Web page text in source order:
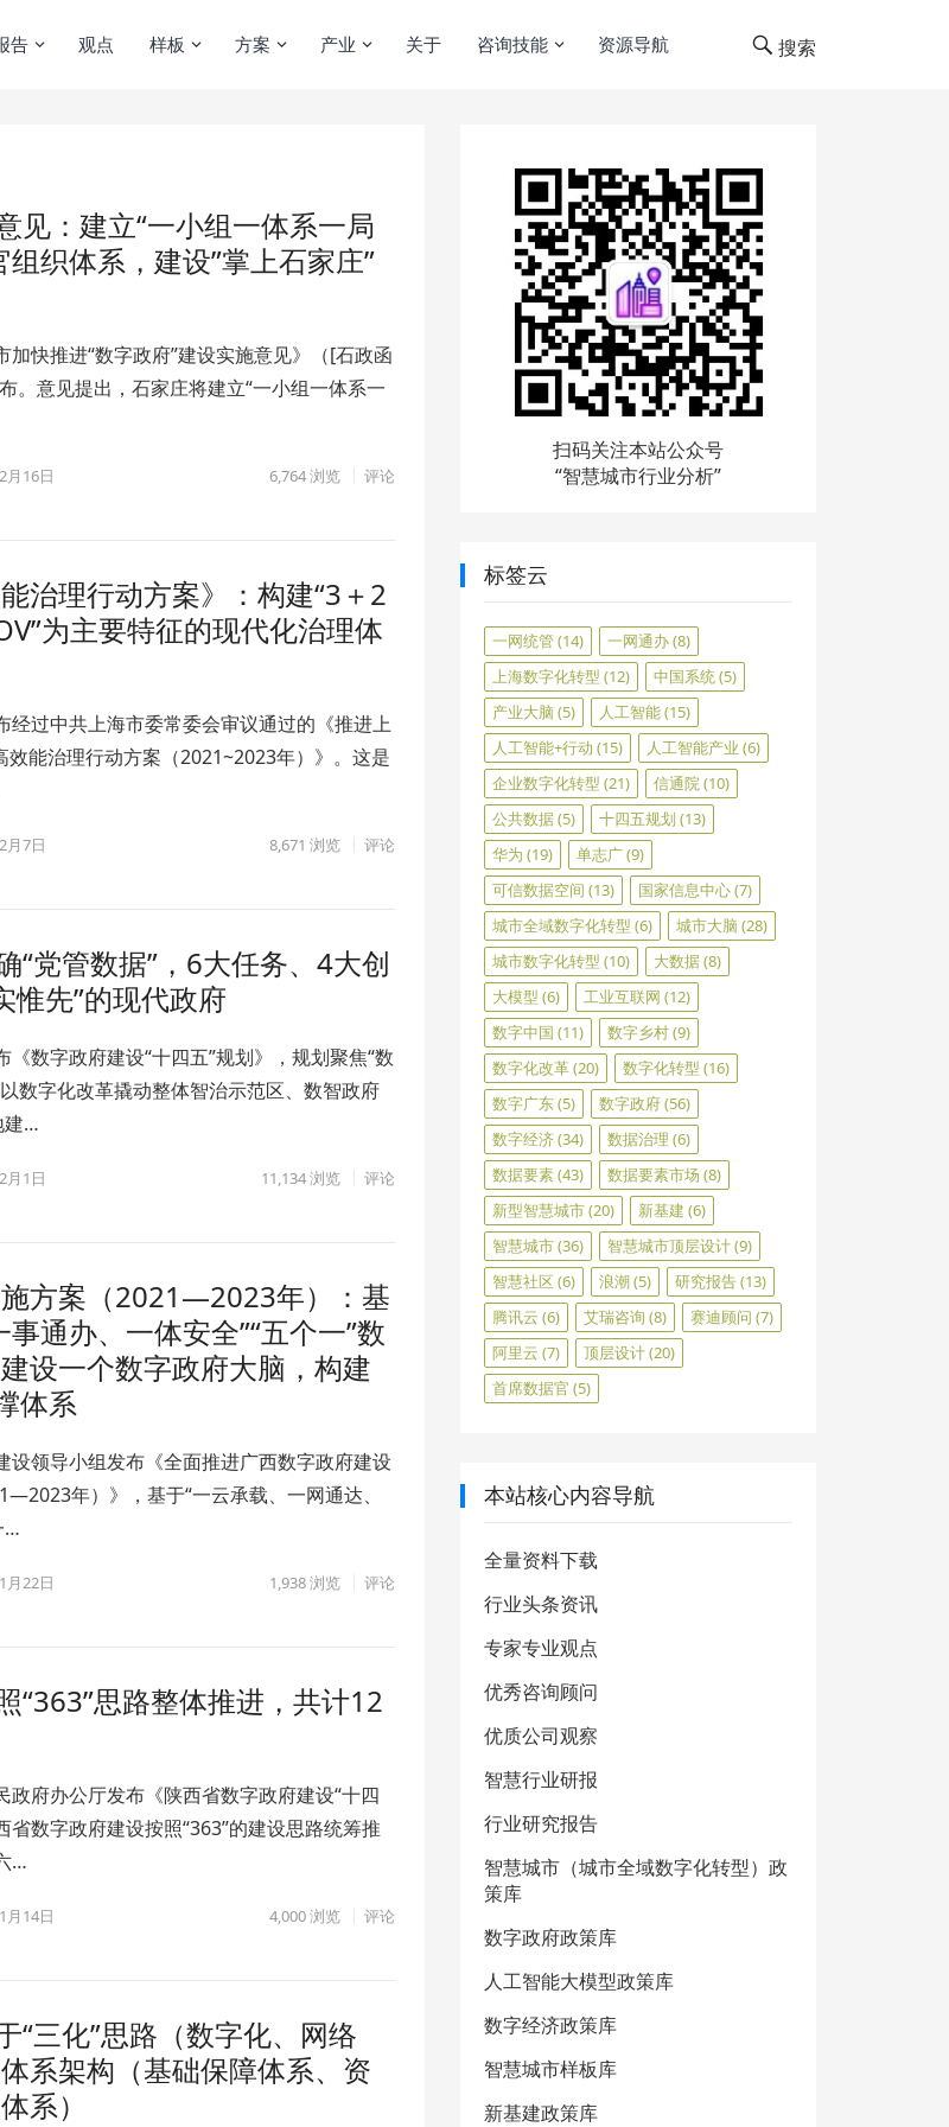
告 观点 样板 方案 产业 关于 咨询技能 资源导航 搜索
见：建立“一小组一体系一局
织体系，建设”掌上石家庄”
快推进“数字政府”建设实施意见》（[石政函
。意见提出，石家庄将建立“一小组一体系一
月16日 6,764浏览 评论
治理行动方案》：构建“3＋2
为主要特征的现代化治理体
经过中共上海市委常委会审议通过的《推进上
效能治理行动方案（2021~2023年）》。这是
月7日 8,671 浏览 评论
“党管数据”，6大任务、4大创
惟先”的现代政府
数字政府建设“十四五”规划》，规划聚焦“数
数字化改革撬动整体智治示范区、数智政府
建…
月1日 11,134浏览 评论
方案（2021—2023年）：基
通办、一体安全”“五个一”数
设一个数字政府大脑，构建
体系
设领导小组发布《全面推进广西数字政府建设
年）》，基于“一云承载、一网通达、
…
月22日 1,938浏览 评论
“363”思路整体推进，共计12
政府办公厅发布《陕西省数字政府建设“十四
省数字政府建设按照“363”的建设思路统筹推
…
月14日 4,000浏览 评论
“三化”思路（数字化、网络
系架构（基础保障体系、资
系）
扫码关注本站公众号
“智慧城市行业分析”
标签云
一网统管(14) 一网通办(8)
上海数字化转型 (12) 中国系统(5)
产业大脑 (5) 人工智能(15)
人工智能+行动 (15) 人工智能产业 (6)
企业数字化转型 (21) 信通院(10)
公共数据(5) 十四五规划 (13)
华为 (19) 单志广(9)
可信数据空间 (13) 国家信息中心(7)
城市全域数字化转型 (6) 城市大脑 (28)
城市数字化转型 (10) 大数据(8)
大模型 (6) 工业互联网 (12)
数字中国 (11) 数字乡村(9)
数字化改革(20) 数字化转型 (16)
数字广东(5) 数字政府(56)
数字经济(34) 数据治理 (6)
数据要素(43) 数据要素市场 (8)
新型智慧城市(20) 新基建 (6)
智慧城市(36) 智慧城市顶层设计(9)
智慧社区 (6) 浪潮(5) 研究报告(13)
腾讯云 (6) 艾瑞咨询 (8) 赛迪顾问 (7)
阿里云 (7) 顶层设计(20)
首席数据官 (5)
本站核心内容导航
全量资料下载
行业头条资讯
专家专业观点
优秀咨询顾问
优质公司观察
智慧行业研报
行业研究报告
智慧城市（城市全域数字化转型）政
策库
数字政府政策库
人工智能大模型政策库
数字经济政策库
智慧城市样板库
新基建政策库